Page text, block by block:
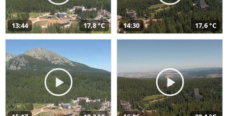
13:44 17,8 °C 14:30 17,6 °C